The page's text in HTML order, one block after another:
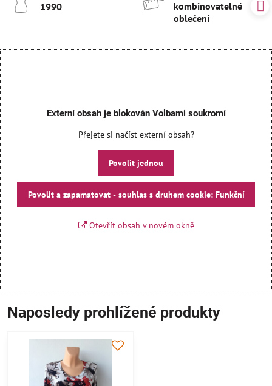
1990
kombinovatelné
oblečení
Externí obsah je blokován Volbami soukromí
Přejete si načíst externí obsah?
Povolit jednou
Povolit a zapamatovat - souhlas s druhem cookie: Funkční
Otevřít obsah v novém okně
Naposledy prohlížené produkty